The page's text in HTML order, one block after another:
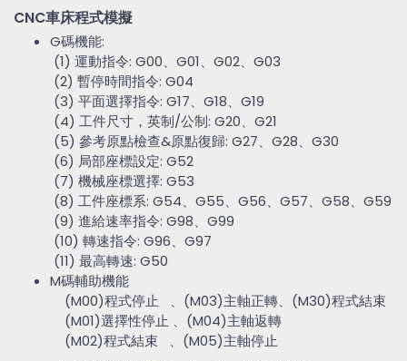
CNC車床程式模擬
G碼機能:
(1) 運動指令: G00、G01、G02、G03
(2) 暫停時間指令: G04
(3) 平面選擇指令: G17、G18、G19
(4) 工件尺寸，英制/公制: G20、G21
(5) 參考原點檢查&原點復歸: G27、G28、G30
(6) 局部座標設定: G52
(7) 機械座標選擇: G53
(8) 工件座標系: G54、G55、G56、G57、G58、G59
(9) 進給速率指令: G98、G99
(10) 轉速指令: G96、G97
(11) 最高轉速: G50
M碼輔助機能
(M00)程式停止 、(M03)主軸正轉、(M30)程式結束
(M01)選擇性停止 、(M04)主軸返轉
(M02)程式結束 、(M05)主軸停止